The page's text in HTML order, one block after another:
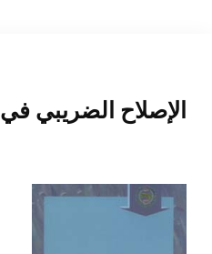
الإصلاح الضريبي